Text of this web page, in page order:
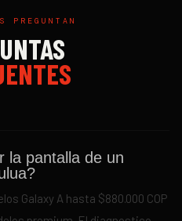
PREGUNTAN
la pantalla de un
Galaxy A hasta $880.000 COP